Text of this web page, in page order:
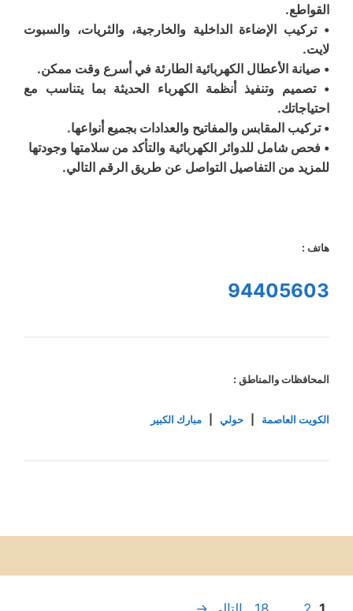
القواطع.
• تركيب الإضاءة الداخلية والخارجية، والثريات، والسبوت
لايت.
• صيانة الأعطال الكهربائية الطارئة في أسرع وقت ممكن.
• تصميم وتنفيذ أنظمة الكهرباء الحديثة بما يتناسب مع
احتياجاتك.
• تركيب المقابس والمفاتيح والعدادات بجميع أنواعها.
• فحص شامل للدوائر الكهربائية والتأكد من سلامتها وجودتها
للمزيد من التفاصيل التواصل عن طريق الرقم التالي.
هاتف :
94405603
المحافظات والمناطق :
الكويت العاصمة حولي مبارك الكبير
Page
Page
Page